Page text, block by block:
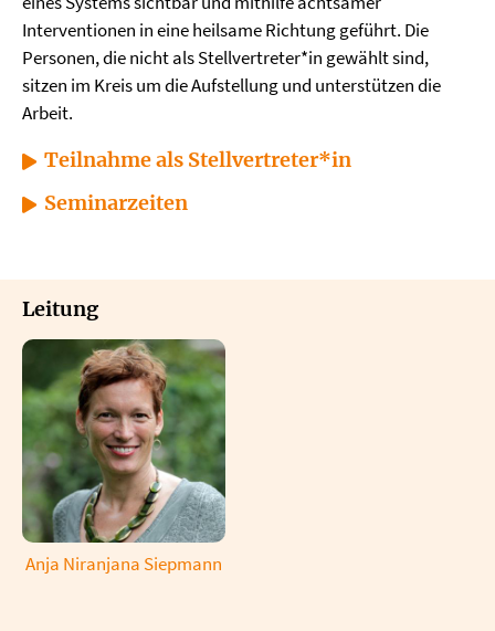
Interventionen in eine heilsame Richtung geführt. Die
Personen, die nicht als Stellvertreter*in gewählt sind,
sitzen im Kreis um die Aufstellung und unterstützen die
Arbeit.
Teilnahme als Stellvertreter*in
Seminarzeiten
Leitung
Anja Niranjana Siepmann